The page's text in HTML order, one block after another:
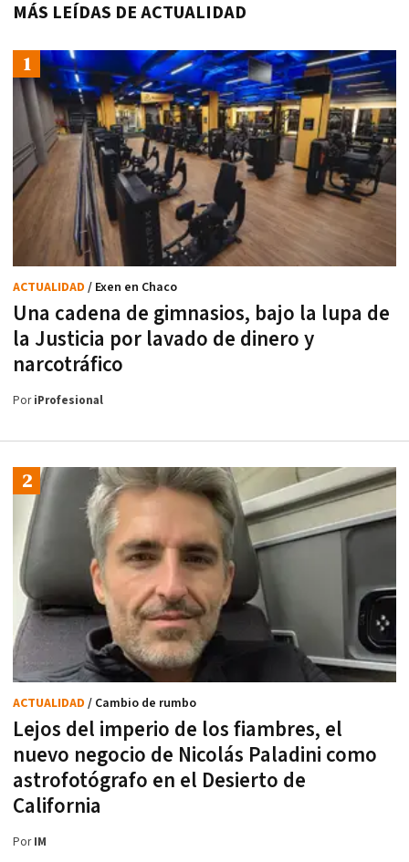
MÁS LEÍDAS DE ACTUALIDAD
Una cadena de gimnasios, bajo la lupa de
la Justicia por lavado de dinero y
narcotráfico
ACTUALIDAD / Exen en Chaco
PoriProfesional
Lejos del imperio de los fiambres, el
nuevo negocio de Nicolás Paladini como
astrofotógrafo en el Desierto de
California
ACTUALIDAD / Cambio de rumbo
PorIM